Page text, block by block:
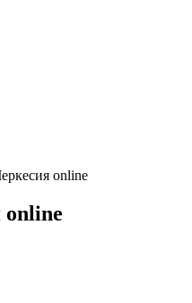
online
online